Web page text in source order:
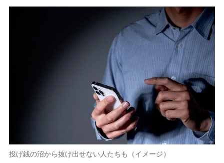
投げ銭の沼から抜け出せない人たちも（イメージ）